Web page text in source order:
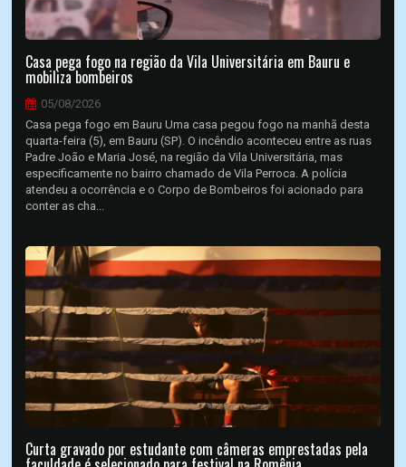
Casa pega fogo na região da Vila Universitária em Bauru e
mobiliza bombeiros
05/08/2026
Casa pega fogo em Bauru Uma casa pegou fogo na manhã desta
quarta-feira (5), em Bauru (SP). O incêndio aconteceu entre as ruas
Padre João e Maria José, na região da Vila Universitária, mas
especificamente no bairro chamado de Vila Perroca. A polícia
atendeu a ocorrência e o Corpo de Bombeiros foi acionado para
conter as cha...
Curta gravado por estudante com câmeras emprestadas pela